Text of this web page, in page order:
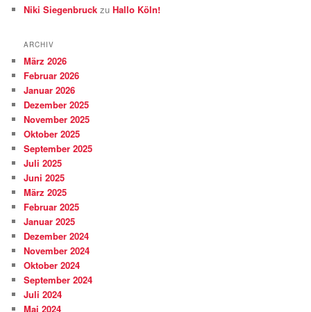
Niki Siegenbruck zuHallo Köln!
ARCHIV
März 2026
Februar 2026
Januar 2026
Dezember 2025
November 2025
Oktober 2025
September 2025
Juli 2025
Juni 2025
März 2025
Februar 2025
Januar 2025
Dezember 2024
November 2024
Oktober 2024
September 2024
Juli 2024
Mai 2024